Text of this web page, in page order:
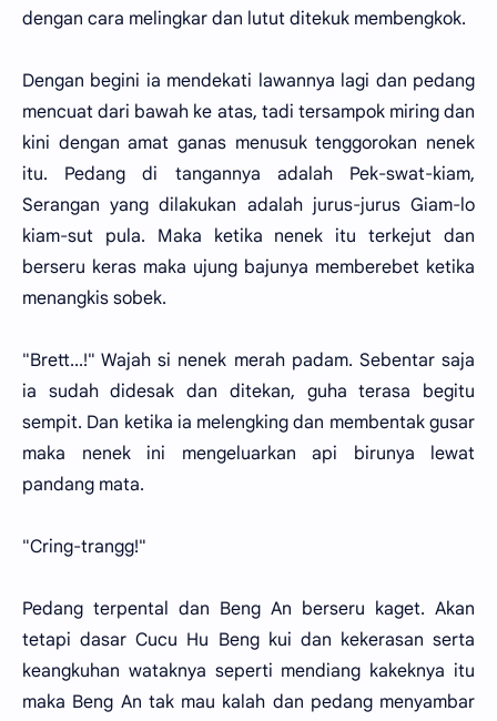
dengan cara melingkar dan lutut ditekuk membengkok.
Dengan begini ia mendekati lawannya lagi dan pedang
mencuat dari bawah ke atas, tadi tersampok miring dan
kini dengan amat ganas menusuk tenggorokan nenek
itu. Pedang di tangannya adalah Pek-swat-kiam,
Serangan yang dilakukan adalah jurus-jurus Giam-lo
kiam-sut pula. Maka ketika nenek itu terkejut dan
berseru keras maka ujung bajunya memberebet ketika
menangkis sobek.
"Brett...!" Wajah si nenek merah padam. Sebentar saja
ia sudah didesak dan ditekan, guha terasa begitu
sempit. Dan ketika ia melengking dan membentak gusar
maka nenek ini mengeluarkan api birunya lewat
pandang mata.
"Cring-trangg!"
Pedang terpental dan Beng An berseru kaget. Akan
tetapi dasar Cucu Hu Beng kui dan kekerasan serta
keangkuhan wataknya seperti mendiang kakeknya itu
maka Beng An tak mau kalah dan pedang menyambar